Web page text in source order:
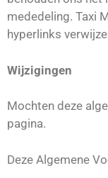
mededeling. Taxi
hyperlinks
Wijzigingen
Mochten deze
pagina.
Deze Algemene